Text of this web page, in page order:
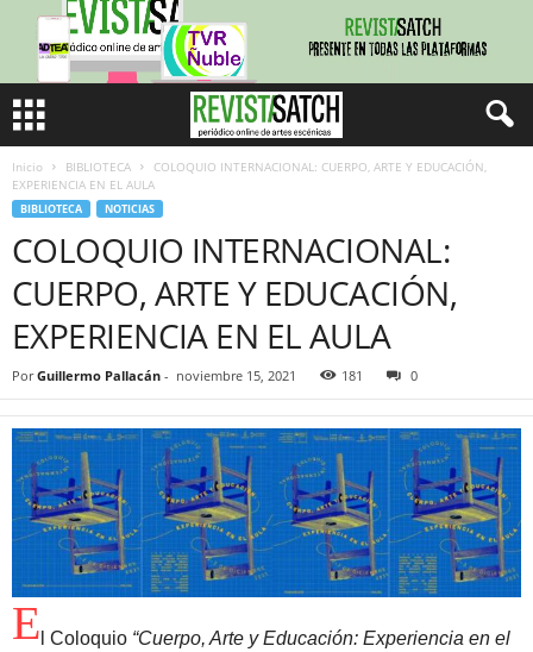
Inicio BIBLIOTECA
COLOQUIO INTERNACIONAL: CUERPO, ARTE Y EDUCACIÓN,
EXPERIENCIA EN EL AULA
BIBLIOTECA NOTICIAS
COLOQUIO INTERNACIONAL:
CUERPO, ARTE Y EDUCACIÓN,
EXPERIENCIA EN EL AULA
Por Guillermo Pallacán - noviembre 15, 2021 181 0
E l Coloquio “Cuerpo, Arte y Educación: Experiencia en el